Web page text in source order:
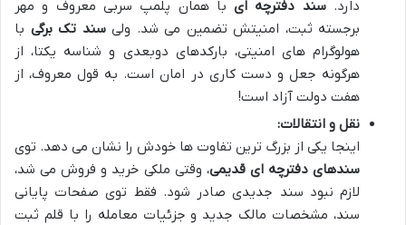
دارد.سند دفترچه ایبا همان پلمپ سربی معروف و مهر
برجسته ثبت، امنیتش تضمین می شد. ولیسند تک برگی با
هولوگرام های امنیتی، بارکدهای دوبعدی و شناسه یکتا، از
هرگونه جعل و دست کاری در امان است. به قول معروف، از
هفت دولت آزاد است!
نقل و انتقالات:
اینجا یکی از بزرگ ترین تفاوت ها خودش را نشان می دهد. توی
سندهای دفترچه ای قدیمی، وقتی ملکی خرید و فروش می شد،
لازم نبود سند جدیدی صادر شود. فقط توی صفحات پایانی
سند، مشخصات مالک جدید و جزئیات معامله را با قلم ثبت